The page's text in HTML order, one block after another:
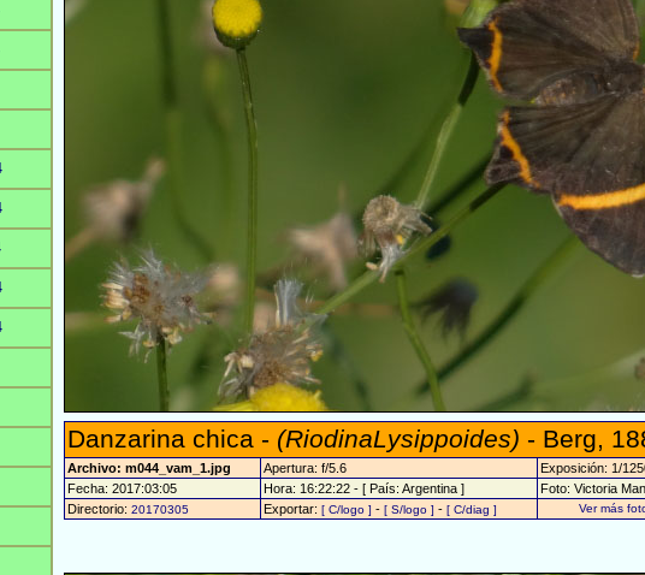
Danzarina chica - (RiodinaLysippoides) - Berg,
Archivo: m044_vam_1.jpg Apertura: f/5.6 Exposición: 1/
Fecha: 2017:03:05
Hora: 16:22:22 - [ País: Argentina ] Foto: Victoria
Directorio: 20170305 Exportar: [ C/logo ] - [ S/logo ] - [ C/diag ] Ver más